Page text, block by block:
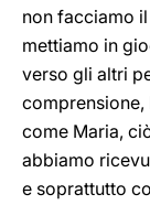
non facciamo
mettiamo in
verso gli altri
comprensione,
come Maria,
abbiamo
e soprattutto